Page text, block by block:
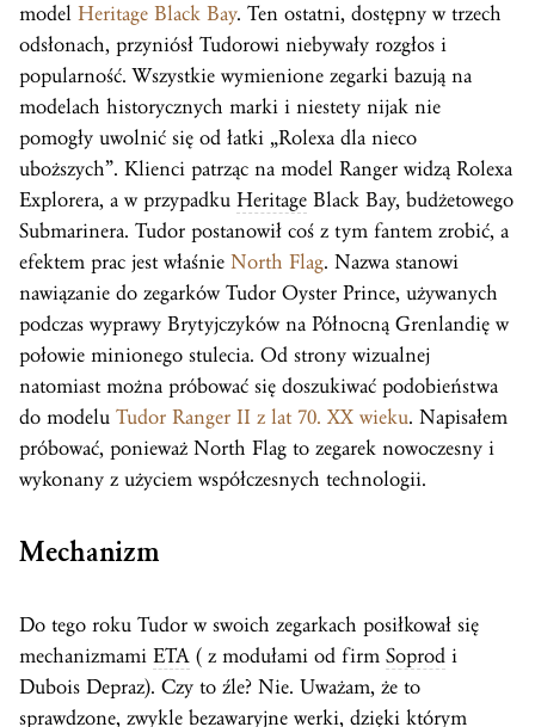
model Heritage Black Bay. Ten ostatni, dostępny w trzech
odsłonach, przyniósł Tudorowi niebywały rozgłos i
popularność. Wszystkie wymienione zegarki bazują na
modelach historycznych marki i niestety nijak nie
pomogły uwolnić się od łatki „Rolexa dla nieco
uboższych”. Klienci patrząc na model Ranger widzą Rolexa
Explorera, a w przypadku Heritage Black Bay, budżetowego
Submarinera. Tudor postanowił coś z tym fantem zrobić, a
efektem prac jest właśnie North Flag. Nazwa stanowi
nawiązanie do zegarków Tudor Oyster Prince, używanych
podczas wyprawy Brytyjczyków na Północną Grenlandię w
połowie minionego stulecia. Od strony wizualnej
natomiast można próbować się doszukiwać podobieństwa
do modelu Tudor Ranger II z lat 70. XX wieku. Napisałem
próbować, ponieważ North Flag to zegarek nowoczesny i
wykonany z użyciem współczesnych technologii.
Mechanizm
Do tego roku Tudor w swoich zegarkach posiłkował się
mechanizmami ETA ( z modułami od firm Soprod i
Dubois Depraz). Czy to źle? Nie. Uważam, że to
sprawdzone, zwykle bezawaryjne werki, dzięki którym